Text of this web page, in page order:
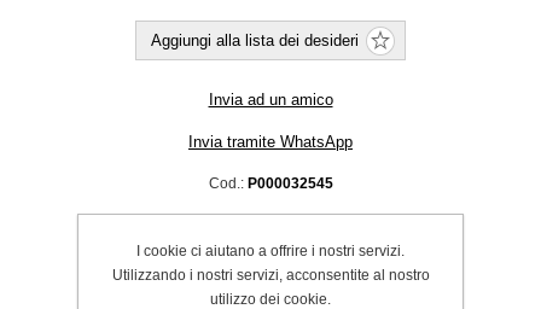
Aggiungi alla lista dei desideri
Invia ad un amico
Invia tramite WhatsApp
Cod.: P000032545
€42.00
I cookie ci aiutano a offrire i nostri servizi.
Utilizzando i nostri servizi, acconsentite al nostro
utilizzo dei cookie.